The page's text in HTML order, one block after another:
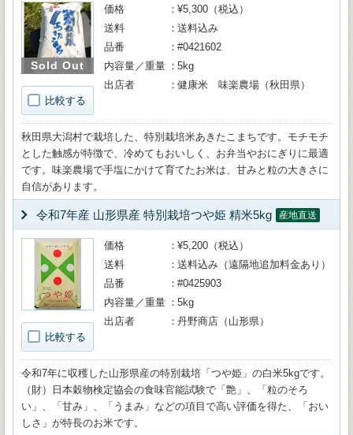
Sold Out
比較する
価格
¥5,300（税込）
送料
送料込み
品番
#0421602
内容量／重量
5kg
出店者
健康米 味楽農場（秋田県）
秋田県大潟村で栽培した、特別栽培米あきたこまちです。モチモチ
とした触感が特徴で、冷めてもおいしく、お弁当やおにぎりに最適
です。味楽農場で手塩にかけて育てたお米は、甘みと粒の大きさに
自信があります。
令和7年産 山形県産 特別栽培つや姫 精米5kg 産地直送
比較する
価格
¥5,200（税込）
送料
送料込み（遠隔地追加料金あり）
品番
#0425903
内容量／重量
5kg
出店者
丹野商店（山形県）
令和7年に収穫した山形県産の特別栽培「つや姫」の白米5kgです。
（財）日本穀物検定協会の食味官能試験で「艶」、「粒のそろ
い」、「甘み」、「うまみ」などの項目で高い評価を得た、「おい
しさ」が特長のお米です。